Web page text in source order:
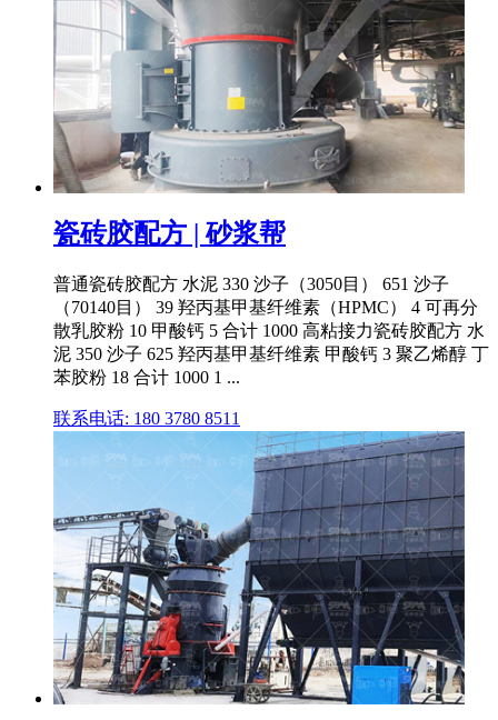
瓷砖胶配方 | 砂浆帮
普通瓷砖胶配方 水泥 330 沙子（3050目） 651 沙子
（70140目） 39 羟丙基甲基纤维素（HPMC） 4 可再分
散乳胶粉 10 甲酸钙 5 合计 1000 高粘接力瓷砖胶配方 水
泥 350 沙子 625 羟丙基甲基纤维素 甲酸钙 3 聚乙烯醇 丁
苯胶粉 18 合计 1000 1 ...
联系电话: 180 3780 8511